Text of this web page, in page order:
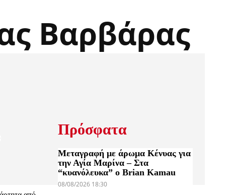
Βαρβάρας
Πρόσφατα
Μεταγραφή με άρωμα Κένυας για
την Αγία Μαρίνα – Στα
“κυανόλευκα” ο Brian Kamau
08/08/2026 18:30